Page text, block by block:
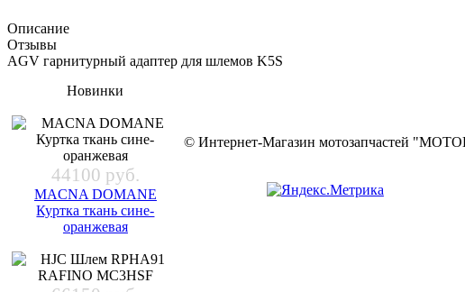
Описание
Отзывы
AGV гарнитурный адаптер для шлемов K5S
Новинки
44100 руб.
MACNA DOMANE
Куртка ткань сине-
оранжевая
© Интернет-Магазин мотозапчастей